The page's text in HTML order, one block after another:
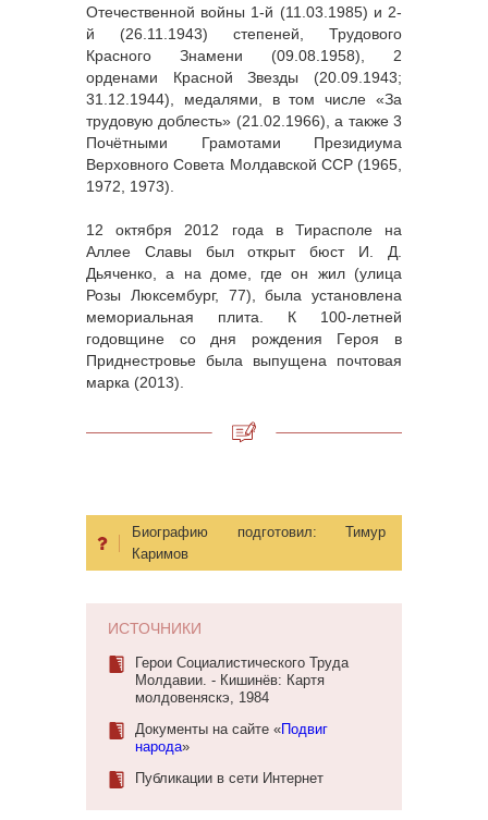
Отечественной войны 1-й (11.03.1985) и 2-
й (26.11.1943) степеней, Трудового
Красного Знамени (09.08.1958), 2
орденами Красной Звезды (20.09.1943;
31.12.1944), медалями, в том числе «За
трудовую доблесть» (21.02.1966), а также 3
Почётными Грамотами Президиума
Верховного Совета Молдавской ССР (1965,
1972, 1973).
12 октября 2012 года в Тирасполе на
Аллее Славы был открыт бюст И. Д.
Дьяченко, а на доме, где он жил (улица
Розы Люксембург, 77), была установлена
мемориальная плита. К 100-летней
годовщине со дня рождения Героя в
Приднестровье была выпущена почтовая
марка (2013).
Биографию подготовил: Тимур
Каримов
ИСТОЧНИКИ
Герои Социалистического Труда
Молдавии. - Кишинёв: Картя
молдовеняскэ, 1984
Документы на сайте «Подвиг
народа»
Публикации в сети Интернет